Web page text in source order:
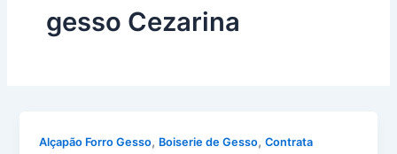
gesso Cezarina
Alçapão Forro Gesso, Boiserie de Gesso,Contrata